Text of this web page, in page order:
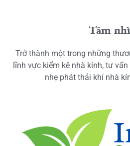
Tầm
Trở thành một trong những
lĩnh vực kiểm kê nhà kính, tư
nhẹ phát thải khí nhà